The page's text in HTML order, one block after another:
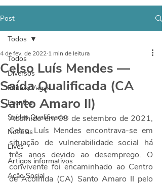
Post
Todos
Diversos
Editais/Vagas
Eventos
Saídas Qualificadas
Notícias
Lives
Artigos informativos
Ação Social
Todos
Celso Luís Mendes —
Saída Qualificada (CA
Santo Amaro II)
4 de fev. de 2022 1 min de leitura
Acolhido em 03 de setembro de 2021,
Celso Luís Mendes encontrava-se em
situação de vulnerabilidade social há
três anos devido ao desemprego. O
convivente foi encaminhado ao Centro
de Acolhida (CA) Santo Amaro II pelo